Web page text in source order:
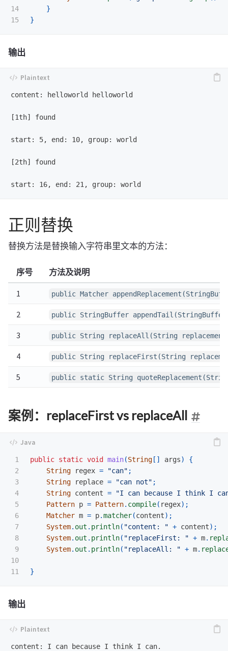
14
}
}
输出
content: helloworld helloworld
[1th] found
start: 5, end: 10, group: world
[2th] found
正则替换
替换方法是替换输入字符串里文本的方法：
序号 方法及说明
1 public Matcher
2 public StringBuffer
3 public String replaceAll(String
4 public String replaceFirst(String
5 public static String
案例：replaceFirst vs replaceAll
1
2
3
4
5
6
7
8
9
10
public static void main(String [] args)
{
String
regex = "can" ;
String
replace = "can not" ;
String content =
"I can because I think I
Pattern p = Pattern. compile( regex);
Matcher m = p.matcher(content);
System. out . println( "content: " + content);
System. out . println( "replaceFirst: " + m.
System. out . println( "replaceAll: " + m.
}
输出
content: I can because I think I can.